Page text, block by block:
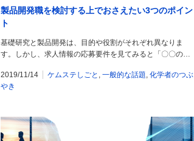
製品開発職を検討する上でおさえたい3つのポイン
ト
基礎研究と製品開発は、目的や役割がそれぞれ異なりま
す。しかし、求人情報の応募要件を見てみると「〇〇の…
2019/11/14 ケムステしごと , 一般的な話題, 化学者のつぶ
やき